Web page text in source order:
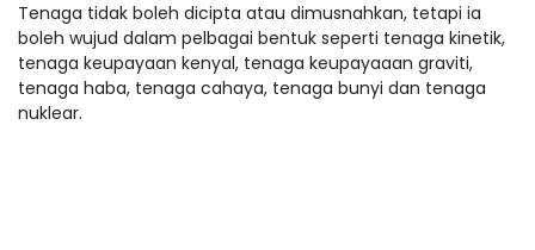
Tenaga tidak boleh dicipta atau dimusnahkan, tetapi ia
boleh wujud dalam pelbagai bentuk seperti tenaga kinetik,
tenaga keupayaan kenyal, tenaga keupayaaan graviti,
tenaga haba, tenaga cahaya, tenaga bunyi dan tenaga
nuklear.